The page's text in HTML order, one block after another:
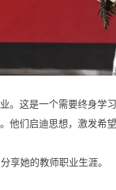
。这是一个需要终身学
他们启迪思想，激发希
享她的教师职业生涯。